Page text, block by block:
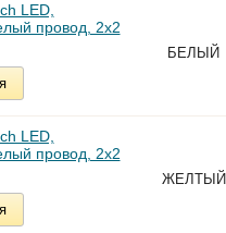
LED,
провод, 2х2
БЕЛЫЙ
LED,
провод, 2х2
ЖЕЛТЫЙ